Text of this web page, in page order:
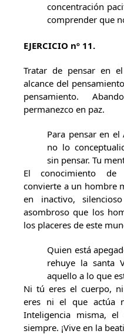
concentración
comprender que
EJERCICIO nº 11.
Tratar de pensar en
alcance del
pensamiento.
permanezco en paz.
Para pensar en
no lo
sin pensar. Tu
El conocimiento de
convierte a un hombre
en inactivo,
asombroso que los
los placeres de este
Quien está
rehuye la santa
aquello a lo que
Ni tú eres el cuerpo,
eres ni el que actúa
Inteligencia misma,
siempre. ¡Vive en la